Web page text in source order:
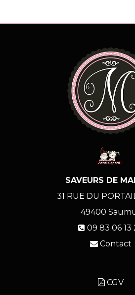
SAVEURS DE
31 RUE DU
49400
09 83 06 13
Contact
CGV